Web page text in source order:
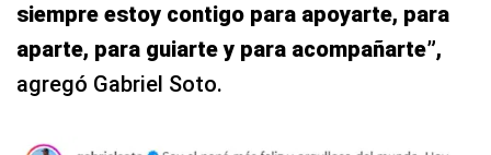
siempre estoy contigo para apoyarte, para
aparte, para guiarte y para acompañarte”,
agregó Gabriel Soto.